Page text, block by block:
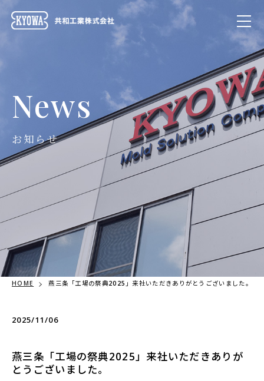
News
お知らせ
HOME 燕三条「工場の祭典2025」来社いただきありがとうございました。
2025/11/06
燕三条「工場の祭典2025」来社いただきありが
とうございました。